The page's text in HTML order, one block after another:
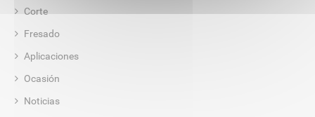
Corte
Fresado
Aplicaciones
Ocasión
Noticias